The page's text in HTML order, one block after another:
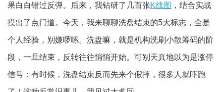
果白白错过反弹。后来，我钻研了几百张K线图 ，结合实战
摸出了点门道。今天，我来聊聊洗盘结束的5大标志，全是
个人经验，别嫌啰嗦。洗盘嘛，就是机构洗刷小散筹码的阶
段，一旦结束，反转往往悄悄开始。可别天真地以为是涨停
信号：有时候，洗盘结束反而先来个假摔，很多人就吓跑